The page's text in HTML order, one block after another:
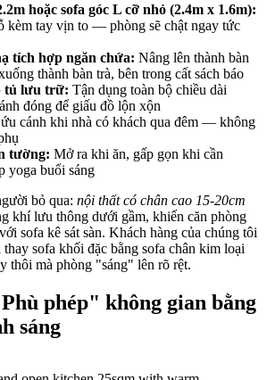
hoặc sofa góc L cỡ nhỏ (2.4m x 1.6m):
kèm tay vịn to — phòng sẽ chật ngay tức
tích hợp ngăn chứa: Nâng lên thành bàn
thành bàn trà, bên trong cất sách báo
tủ lưu trữ: Tận dụng toàn bộ chiều dài
đóng để giấu đồ lộn xộn
cánh khi nhà có khách qua đêm — không
tường: Mở ra khi ăn, gấp gọn khi cần
yoga buổi sáng
bỏ qua: nội thất có chân cao 15-20cm
khí lưu thông dưới gầm, khiến căn phòng
sofa kê sát sàn. Khách hàng của chúng tôi
sofa khối đặc bằng sofa chân kim loại
thôi mà phòng "sáng" lên rõ rệt.
phép" không gian bằng
sáng